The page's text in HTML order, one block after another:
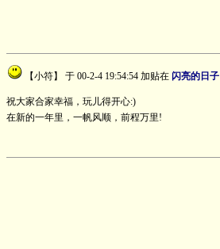
【小符】 于 00-2-4 19:54:54 加贴在 闪亮的日子
祝大家合家幸福，玩儿得开心:)
在新的一年里，一帆风顺，前程万里!